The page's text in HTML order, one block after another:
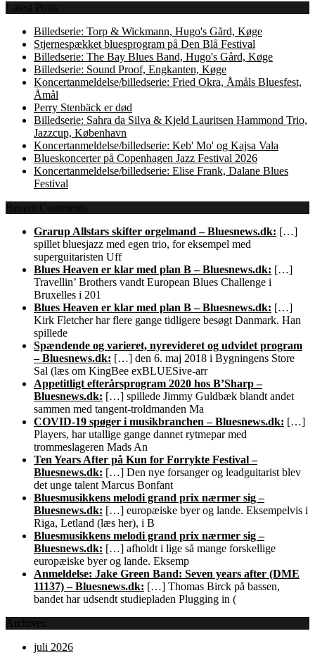
Latest Posts
Billedserie: Torp & Wickmann, Hugo's Gård, Køge
Stjernespækket bluesprogram på Den Blå Festival
Billedserie: The Bay Blues Band, Hugo's Gård, Køge
Billedserie: Sound Proof, Engkanten, Køge
Koncertanmeldelse/billedserie: Fried Okra, Åmåls Bluesfest,
Åmål
Perry Stenbäck er død
Billedserie: Sahra da Silva & Kjeld Lauritsen Hammond Trio,
Jazzcup, København
Koncertanmeldelse/billedserie: Keb' Mo' og Kajsa Vala
Blueskoncerter på Copenhagen Jazz Festival 2026
Koncertanmeldelse/billedserie: Elise Frank, Dalane Blues
Festival
Recent Comments
Grarup Allstars skifter orgelmand – Bluesnews.dk: […]
spillet bluesjazz med egen trio, for eksempel med
superguitaristen Uff
Blues Heaven er klar med plan B – Bluesnews.dk: […]
Travellin’ Brothers vandt European Blues Challenge i
Bruxelles i 201
Blues Heaven er klar med plan B – Bluesnews.dk: […]
Kirk Fletcher har flere gange tidligere besøgt Danmark. Han
spillede
Spændende og varieret, nyrevideret og udvidet program
– Bluesnews.dk: […] den 6. maj 2018 i Bygningens Store
Sal (læs om KingBee exBLUESive-arr
Appetitligt efterårsprogram 2020 hos B’Sharp –
Bluesnews.dk: […] spillede Jimmy Guldbæk blandt andet
sammen med tangent-troldmanden Ma
COVID-19 spøger i musikbranchen – Bluesnews.dk: […]
Players, har utallige gange dannet rytmepar med
trommeslageren Mads An
Ten Years After på Kun for Forrykte Festival –
Bluesnews.dk: […] Den nye forsanger og leadguitarist blev
det unge talent Marcus Bonfant
Bluesmusikkens melodi grand prix nærmer sig –
Bluesnews.dk: […] europæiske byer og lande. Eksempelvis i
Riga, Letland (læs her), i B
Bluesmusikkens melodi grand prix nærmer sig –
Bluesnews.dk: […] afholdt i lige så mange forskellige
europæiske byer og lande. Eksemp
Anmeldelse: Jake Green Band: Seven years after (DME
11137) – Bluesnews.dk: […] Thomas Birck på bassen,
bandet har udsendt studiepladen Plugging in (
Archives
juli 2026